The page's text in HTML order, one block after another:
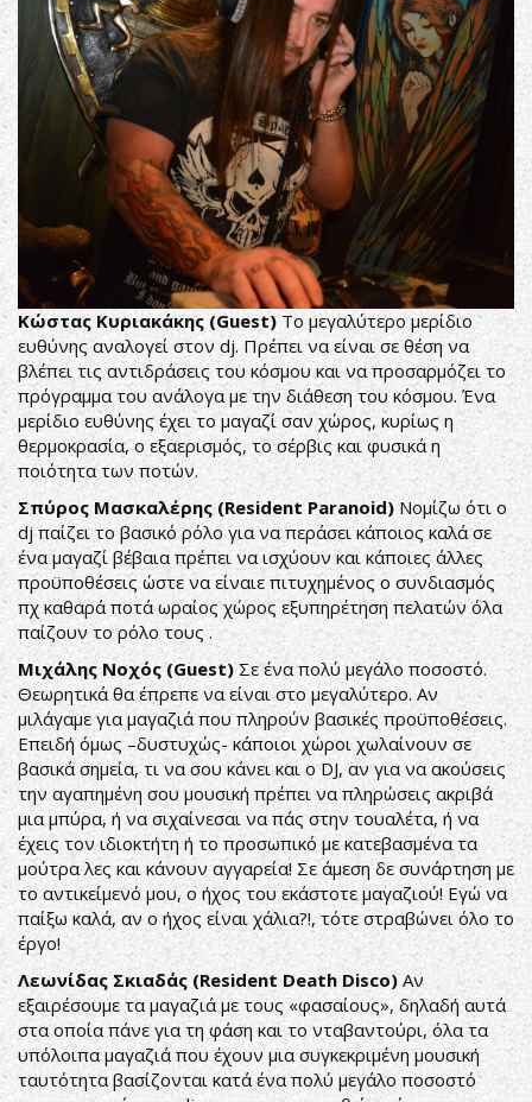
Κώστας Κυριακάκης (Guest)Το μεγαλύτερο μερίδιο
ευθύνης αναλογεί στον dj. Πρέπει να είναι σε θέση να
βλέπει τις αντιδράσεις του κόσμου και να προσαρμόζει το
πρόγραμμα του ανάλογα με την διάθεση του κόσμου. Ένα
μερίδιο ευθύνης έχει το μαγαζί σαν χώρος, κυρίως η
θερμοκρασία, ο εξαερισμός, το σέρβις και φυσικά η
ποιότητα των ποτών.
Σπύρος Μασκαλέρης (Resident Paranoid) Νομίζω ότι ο
dj παίζει το βασικό ρόλο για να περάσει κάποιος καλά σε
ένα μαγαζί βέβαια πρέπει να ισχύουν και κάποιες άλλες
προϋποθέσεις ώστε να είναιε πιτυχημένος ο συνδιασμός
πχ καθαρά ποτά ωραίος χώρος εξυπηρέτηση πελατών όλα
παίζουν το ρόλο τους .
Μιχάλης Νοχός (Guest)Σε ένα πολύ μεγάλο ποσοστό.
Θεωρητικά θα έπρεπε να είναι στο μεγαλύτερο. Αν
μιλάγαμε για μαγαζιά που πληρούν βασικές προϋποθέσεις.
Επειδή όμως –δυστυχώς- κάποιοι χώροι χωλαίνουν σε
βασικά σημεία, τι να σου κάνει και ο DJ, αν για να ακούσεις
την αγαπημένη σου μουσική πρέπει να πληρώσεις ακριβά
μια μπύρα, ή να σιχαίνεσαι να πάς στην τουαλέτα, ή να
έχεις τον ιδιοκτήτη ή το προσωπικό με κατεβασμένα τα
μούτρα λες και κάνουν αγγαρεία! Σε άμεση δε συνάρτηση με
το αντικείμενό μου, ο ήχος του εκάστοτε μαγαζιού! Εγώ να
παίξω καλά, αν ο ήχος είναι χάλια?!, τότε στραβώνει όλο το
έργο!
Λεωνίδας Σκιαδάς (Resident Death Disco)Αν
εξαιρέσουμε τα μαγαζιά με τους «φασαίους», δηλαδή αυτά
στα οποία πάνε για τη φάση και το νταβαντούρι, όλα τα
υπόλοιπα μαγαζιά που έχουν μια συγκεκριμένη μουσική
ταυτότητα βασίζονται κατά ένα πολύ μεγάλο ποσοστό